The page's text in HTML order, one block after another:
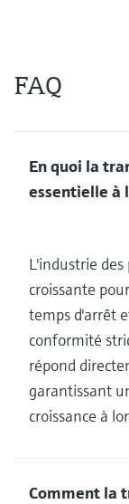
FAQ
En quoi la
essentielle à
L'industrie des
croissante
temps d'arrêt
conformité
répond
garantissant
croissance à
Comment la